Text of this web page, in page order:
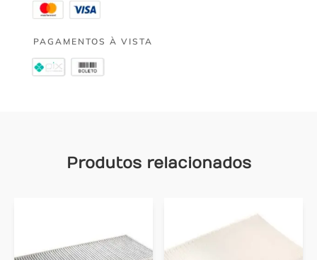
PAGAMENTOS À VISTA
Produtos relacionados